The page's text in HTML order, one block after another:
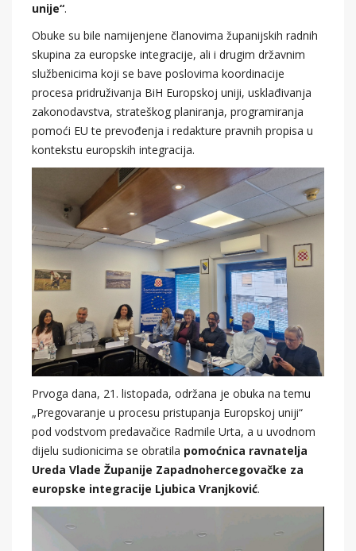
unije“.
Obuke su bile namijenjene članovima županijskih radnih
skupina za europske integracije, ali i drugim državnim
službenicima koji se bave poslovima koordinacije
procesa pridruživanja BiH Europskoj uniji, usklađivanja
zakonodavstva, strateškog planiranja, programiranja
pomoći EU te prevođenja i redakture pravnih propisa u
kontekstu europskih integracija.
Prvoga dana, 21. listopada, održana je obuka na temu
„Pregovaranje u procesu pristupanja Europskoj uniji“
pod vodstvom predavačice Radmile Urta, a u uvodnom
dijelu sudionicima se obratila pomoćnica ravnatelja
Ureda Vlade Županije Zapadnohercegovačke za
europske integracije Ljubica Vranjković.